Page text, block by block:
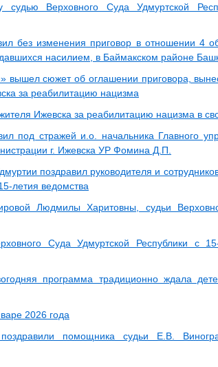
судью Верховного Суда Удмуртской
без изменения приговор в отношении 4
насилием, в Баймакском районе
вышел сюжет об оглашении приговора,
за реабилитацию нацизма
Ижевска за реабилитацию нацизма в
под стражей и.о. начальника Главного
г. Ижевска УР Фомина Д.П.
поздравил руководителя и
летия ведомства
Людмилы Харитовны, судьи
Суда Удмуртской Республики с
программа традиционно ждала
2026 года
помощника судьи Е.В.